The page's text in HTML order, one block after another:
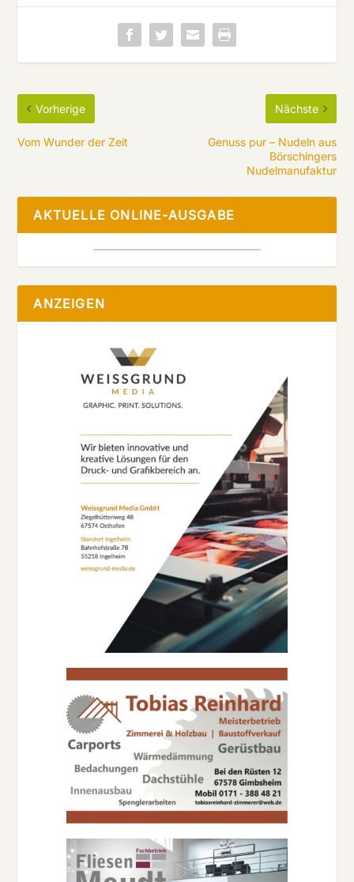
Vorherige
Vom Wunder der Zeit
Nächste
Genuss pur – Nudeln aus
Börschingers
Nudelmanufaktur
AKTUELLE ONLINE-AUSGABE
ANZEIGEN